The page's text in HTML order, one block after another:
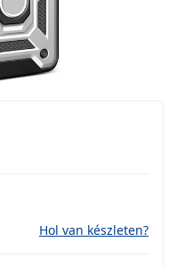
Hol van készleten?